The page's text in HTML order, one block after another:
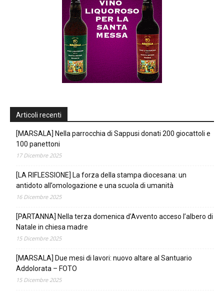
Articoli recenti
[MARSALA] Nella parrocchia di Sappusi donati 200 giocattoli e
100 panettoni
17 Dicembre 2025
[LA RIFLESSIONE] La forza della stampa diocesana: un
antidoto all’omologazione e una scuola di umanità
16 Dicembre 2025
[PARTANNA] Nella terza domenica d’Avvento acceso l’albero di
Natale in chiesa madre
15 Dicembre 2025
[MARSALA] Due mesi di lavori: nuovo altare al Santuario
Addolorata – FOTO
15 Dicembre 2025